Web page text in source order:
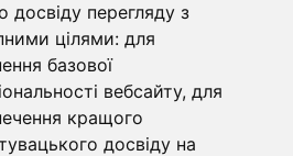
досвіду перегляду з
цілями: для
базової
вебсайту, для
кращого
досвіду на
Команда
Перша команда
U19